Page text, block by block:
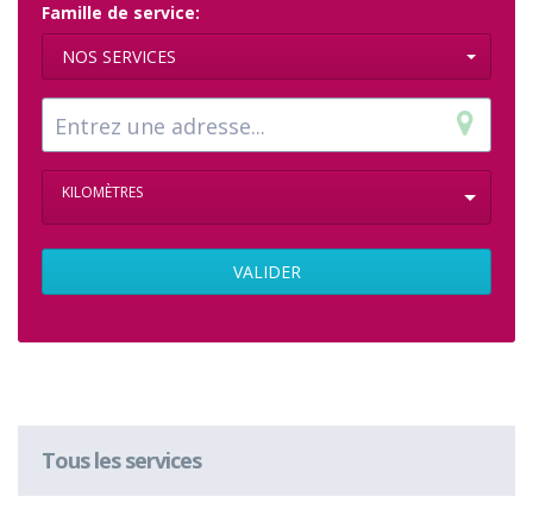
Famille de service:
NOS SERVICES
KILOMÈTRES
Tous les services